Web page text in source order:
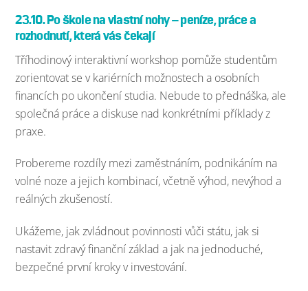
23.10. Po škole na vlastní nohy – peníze, práce a
rozhodnutí, která vás čekají
Tříhodinový interaktivní workshop pomůže studentům
zorientovat se v kariérních možnostech a osobních
financích po ukončení studia. Nebude to přednáška, ale
společná práce a diskuse nad konkrétními příklady z
praxe.
Probereme rozdíly mezi zaměstnáním, podnikáním na
volné noze a jejich kombinací, včetně výhod, nevýhod a
reálných zkušeností.
Ukážeme, jak zvládnout povinnosti vůči státu, jak si
nastavit zdravý finanční základ a jak na jednoduché,
bezpečné první kroky v investování.